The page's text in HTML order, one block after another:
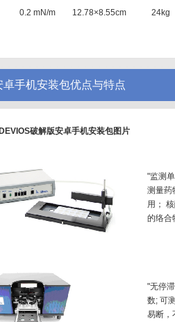
0.2 mN/m 12.78×8.55cm 24kg
手机安装包优点与特点
破解版安卓手机安装包图片
"监测单
测量药
用
的络合
"无停
数; 可
易断